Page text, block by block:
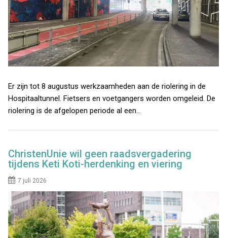
Er zijn tot 8 augustus werkzaamheden aan de riolering in de
Hospitaaltunnel. Fietsers en voetgangers worden omgeleid. De
riolering is de afgelopen periode al een…
ChristenUnie wil geen raadsvergadering
tijdens Keti Koti-herdenking en viering
7 juli 2026